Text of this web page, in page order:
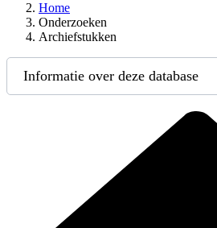
Home
Onderzoeken
Archiefstukken
Informatie over deze database